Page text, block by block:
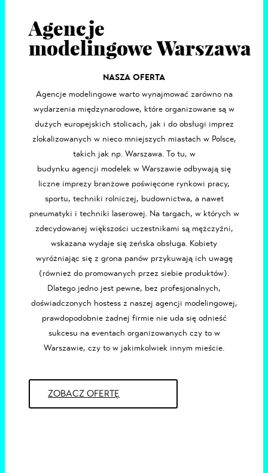
Agencje
modelingowe Warszawa
NASZA OFERTA
Agencje modelingowe warto wynajmować zarówno na
wydarzenia międzynarodowe, które organizowane są w
dużych europejskich stolicach, jak i do obsługi imprez
zlokalizowanych w nieco mniejszych miastach w Polsce,
takich jak np. Warszawa. To tu, w
budynku agencji modelek w Warszawie odbywają się
liczne imprezy branżowe poświęcone rynkowi pracy,
sportu, techniki rolniczej, budownictwa, a nawet
pneumatyki i techniki laserowej. Na targach, w których w
zdecydowanej większości uczestnikami są mężczyźni,
wskazana wydaje się żeńska obsługa. Kobiety
wyróżniając się z grona panów przykuwają ich uwagę
(również do promowanych przez siebie produktów).
Dlatego jedno jest pewne, bez profesjonalnych,
doświadczonych hostess z naszej agencji modelingowej,
prawdopodobnie żadnej firmie nie uda się odnieść
sukcesu na eventach organizowanych czy to w
Warszawie, czy to w jakimkolwiek innym mieście.
ZOBACZ OFERTĘ